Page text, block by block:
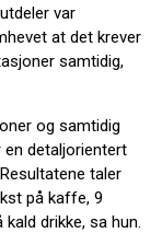
var
at det krever
samtidig,
og samtidig
en detaljorientert
taler
på kaffe, 9
drikke, sa hun.